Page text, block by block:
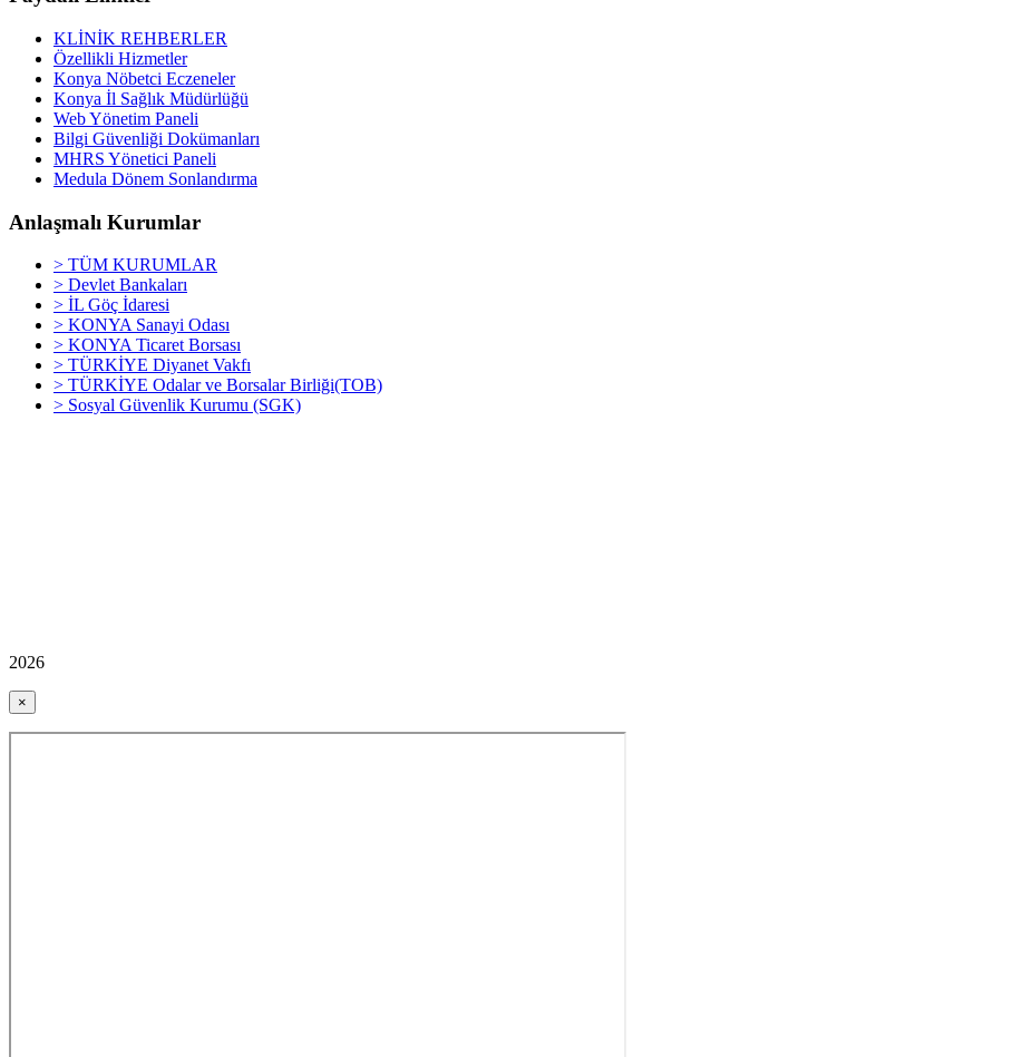
KLİNİK REHBERLER
Özellikli Hizmetler
Konya Nöbetci Eczeneler
Konya İl Sağlık Müdürlüğü
Web Yönetim Paneli
Bilgi Güvenliği Dokümanları
MHRS Yönetici Paneli
Medula Dönem Sonlandırma
Anlaşmalı Kurumlar
> TÜM KURUMLAR
> Devlet Bankaları
> İL Göç İdaresi
> KONYA Sanayi Odası
> KONYA Ticaret Borsası
> TÜRKİYE Diyanet Vakfı
> TÜRKİYE Odalar ve Borsalar Birliği(TOB)
> Sosyal Güvenlik Kurumu (SGK)
2026
×